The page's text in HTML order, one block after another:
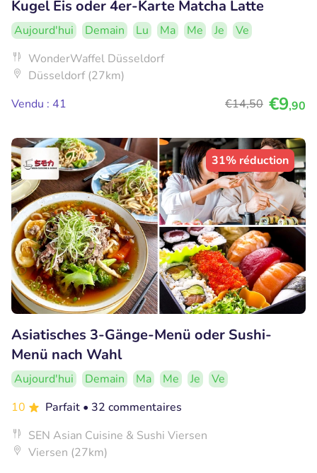
Kugel Eis oder 4er-Karte Matcha Latte
Aujourd'hui Demain Lu Ma Me Je
Ve
WonderWaffel Düsseldorf
Düsseldorf (27km)
Vendu : 41
€14,50 €9,90
31% réduction
Asiatisches 3-Gänge-Menü oder Sushi-
Menü nach Wahl
Aujourd'hui Demain Ma Me Je
Ve
10
Parfait • 32 commentaires
SEN Asian Cuisine & Sushi Viersen
Viersen (27km)